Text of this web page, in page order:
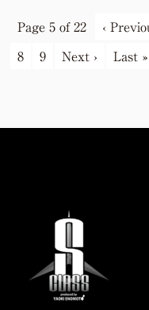
Page 5 of 22 ‹
8 9 Next › Last »